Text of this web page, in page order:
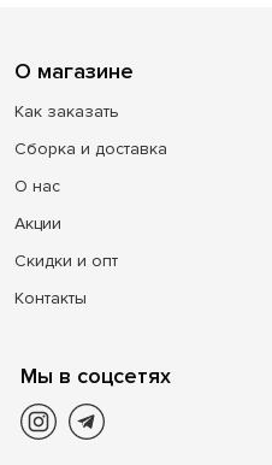
О магазине
Как заказать
Сборка и доставка
О нас
Акции
Скидки и опт
Контакты
Мы в соцсетях